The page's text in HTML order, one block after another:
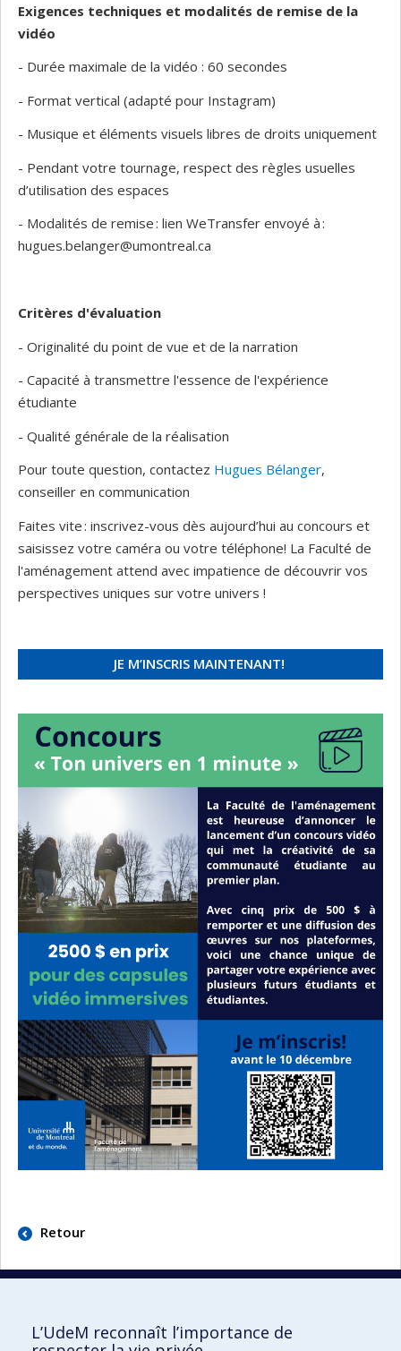
Exigences techniques et modalités de remise de la
vidéo
- Durée maximale de la vidéo : 60 secondes
- Format vertical (adapté pour Instagram)
- Musique et éléments visuels libres de droits uniquement
- Pendant votre tournage, respect des règles usuelles
d’utilisation des espaces
- Modalités de remise : lien WeTransfer envoyé à :
hugues.belanger@umontreal.ca
Critères d'évaluation
- Originalité du point de vue et de la narration
- Capacité à transmettre l'essence de l'expérience
étudiante
- Qualité générale de la réalisation
Pour toute question, contactez Hugues Bélanger,
conseiller en communication
Faites vite : inscrivez-vous dès aujourd’hui au concours et
saisissez votre caméra ou votre téléphone! La Faculté de
l'aménagement attend avec impatience de découvrir vos
perspectives uniques sur votre univers !
JE M’INSCRIS MAINTENANT!
Retour
L’UdeM reconnaît l’importance de